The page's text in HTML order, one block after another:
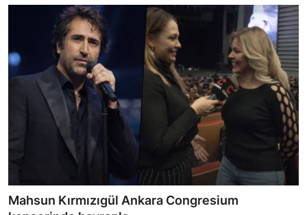
Mahsun Kırmızıgül Ankara Congresium